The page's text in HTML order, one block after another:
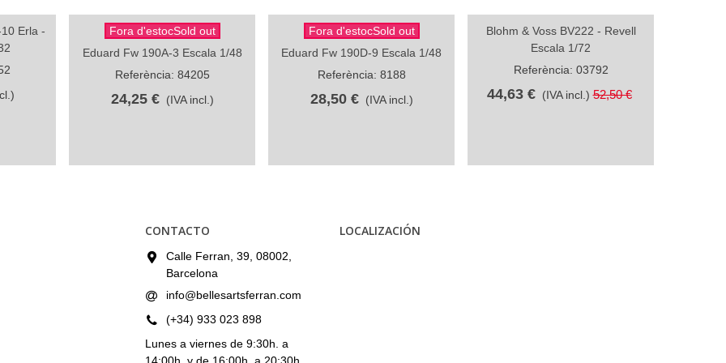
Erla -
Compartir
Fora d'estocSold out
Eduard Fw 190A-3 Escala 1/48
Referència: 84205
24,25 € (IVA incl.)
Compartir
Fora d'estocSold out
Eduard Fw 190D-9 Escala 1/48
Referència: 8188
28,50 € (IVA incl.)
Compartir
Blohm & Voss BV222 - Revell
Escala 1/72
Referència: 03792
44,63 € (IVA incl.) 52,50 €
CONTACTO
Calle Ferran, 39, 08002,
Barcelona
info@bellesartsferran.com
(+34) 933 023 898
Lunes a viernes de 9:30h. a
14:00h. y de 16:00h. a 20:30h
LOCALIZACIÓN